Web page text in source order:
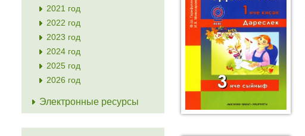
2021 год
2022 год
2023 год
2024 год
2025 год
2026 год
Электронные ресурсы